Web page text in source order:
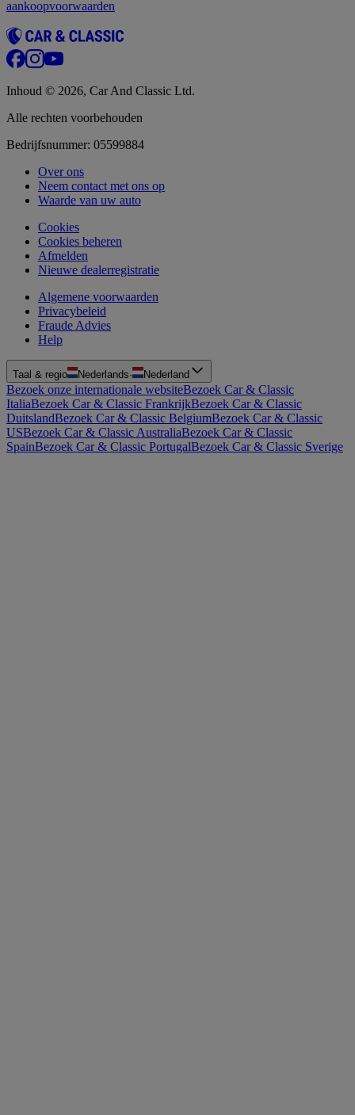
aankoopvoorwaarden
Inhoud © 2026, Car And Classic Ltd.
Alle rechten voorbehouden
Bedrijfsnummer: 05599884
Over ons
Neem contact met ons op
Waarde van uw auto
Cookies
Cookies beheren
Afmelden
Nieuwe dealerregistratie
Algemene voorwaarden
Privacybeleid
Fraude Advies
Help
Taal & regio Nederlands· Nederland
Bezoek onze internationale websiteBezoek Car & Classic
ItaliaBezoek Car & Classic FrankrijkBezoek Car & Classic
DuitslandBezoek Car & Classic BelgiumBezoek Car & Classic
USBezoek Car & Classic AustraliaBezoek Car & Classic
SpainBezoek Car & Classic PortugalBezoek Car & Classic Sverige